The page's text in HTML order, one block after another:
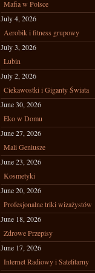
Mafia w Polsce
July 4, 2026
Aerobik i fitness grupowy
July 3, 2026
Lubin
July 2, 2026
Ciekawostki i Giganty Świata
June 30, 2026
Eko w Domu
June 27, 2026
Mali Geniusze
June 23, 2026
Kosmetyki
June 20, 2026
Profesjonalne triki wizażystów
June 18, 2026
Zdrowe Przepisy
June 17, 2026
Internet Radiowy i Satelitarny